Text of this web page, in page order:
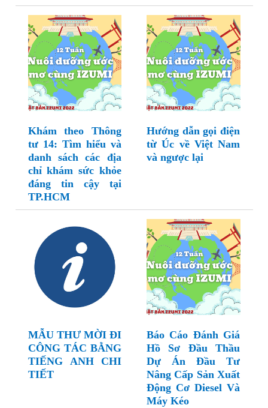
Khám theo Thông
tư 14: Tìm hiểu và
danh sách các địa
chỉ khám sức khỏe
đáng tin cậy tại
TP.HCM
Hướng dẫn gọi điện
từ Úc về Việt Nam
và ngược lại
MẪU THƯ MỜI ĐI
CÔNG TÁC BẰNG
TIẾNG ANH CHI
TIẾT
Báo Cáo Đánh Giá
Hồ Sơ Đầu Thầu
Dự Án Đầu Tư
Nâng Cấp Sản Xuất
Động Cơ Diesel Và
Máy Kéo